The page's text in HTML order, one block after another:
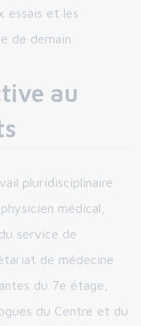
essais et les
de demain.
au
pluridisciplinaire
médical,
service de
de médecine
du 7e étage,
du Centre et du